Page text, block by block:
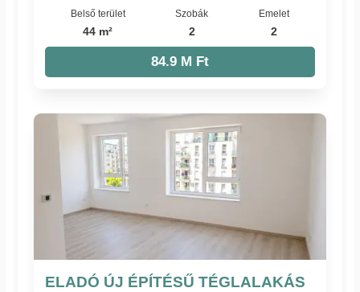
Belső terület
44 m²
Szobák
2
Emelet
2
84.9 M Ft
ELADÓ ÚJ ÉPÍTÉSŰ TÉGLALAKÁS